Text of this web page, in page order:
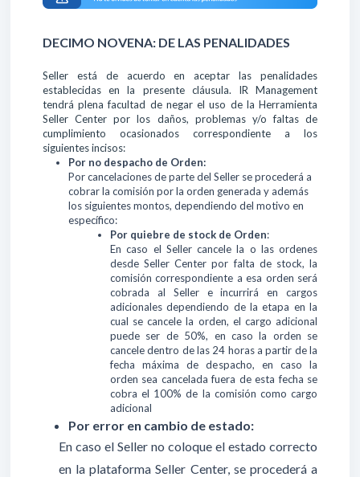
DECIMO NOVENA: DE LAS PENALIDADES
Seller está de acuerdo en aceptar las penalidades
establecidas en la presente cláusula. IR Management
tendrá plena facultad de negar el uso de la Herramienta
Seller Center por los daños, problemas y/o faltas de
cumplimiento ocasionados correspondiente a los
siguientes incisos:
Por no despacho de Orden:
Por cancelaciones de parte del Seller se procederá a
cobrar la comisión por la orden generada y además
los siguientes montos, dependiendo del motivo en
específico:
Por quiebre de stock de Orden:
En caso el Seller cancele la o las ordenes
desde Seller Center por falta de stock, la
comisión correspondiente a esa orden será
cobrada al Seller e incurrirá en cargos
adicionales dependiendo de la etapa en la
cual se cancele la orden, el cargo adicional
puede ser de 50%, en caso la orden se
cancele dentro de las 24 horas a partir de la
fecha máxima de despacho, en caso la
orden sea cancelada fuera de esta fecha se
cobra el 100% de la comisión como cargo
adicional
Por error en cambio de estado:
En caso el Seller no coloque el estado correcto
en la plataforma Seller Center, se procederá a